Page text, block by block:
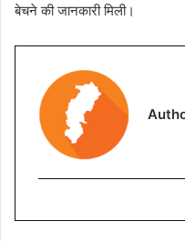
बेचने की जानकारी मिली।